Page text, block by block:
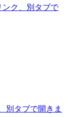
ンク、別タブで
別タブで開きま